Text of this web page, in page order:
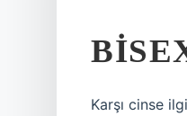
Karşı cinse